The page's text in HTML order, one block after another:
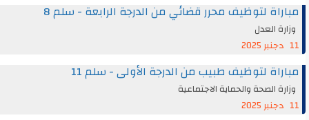
مباراة لتوظيف محرر قضائي من الدرجة الرابعة - سلم 8
وزارة العدل
11 دجنبر 2025
مباراة لتوظيف طبيب من الدرجة الأولى - سلم 11
وزارة الصحة والحماية الاجتماعية
11 دجنبر 2025